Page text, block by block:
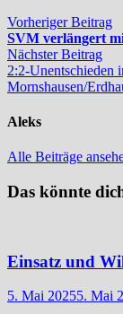
Vorheriger Beitrag
SVM verlängert
Nächster Beitrag
2:2-Unentschieden
Mornshausen/
Aleks
Alle Beiträge
Das könnte
Einsatz und
5. Mai 20255. Mai